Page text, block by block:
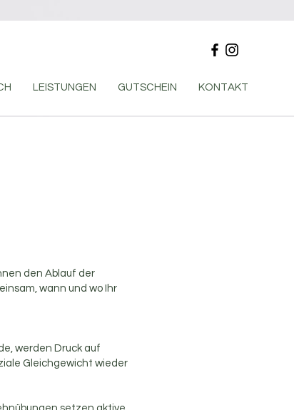
LEISTUNGEN GUTSCHEIN KONTAKT
den Ablauf der
wann und wo Ihr
werden Druck auf
Gleichgewicht wieder